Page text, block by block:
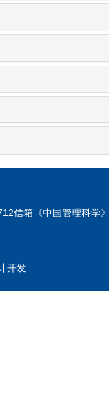
信箱《中国管理科
开发